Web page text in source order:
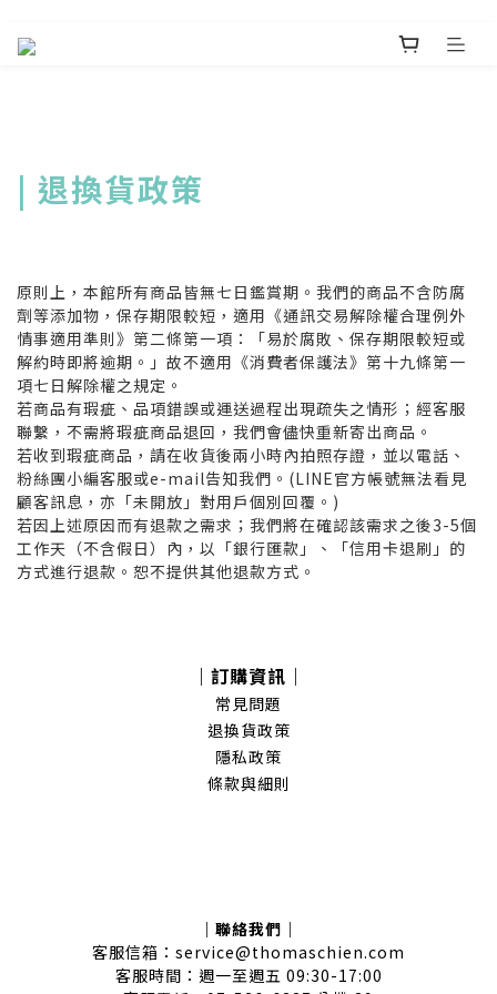
| 退換貨政策
原則上，本館所有商品皆無七日鑑賞期。我們的商品不含防腐
劑等添加物，保存期限較短，適用《通訊交易解除權合理例外
情事適用準則》第二條第一項：「易於腐敗、保存期限較短或
解約時即將逾期。」故不適用《消費者保護法》第十九條第一
項七日解除權之規定。
若商品有瑕疵、品項錯誤或運送過程出現疏失之情形；經客服
聯繫，不需將瑕疵商品退回，我們會儘快重新寄出商品。
若收到瑕疵商品，請在收貨後兩小時內拍照存證，並以電話、
粉絲團小編客服或e-mail告知我們。(LINE官方帳號無法看見
顧客訊息，亦「未開放」對用戶個別回覆。)
若因上述原因而有退款之需求；我們將在確認該需求之後3-5個
工作天（不含假日）內，以「銀行匯款」、「信用卡退刷」的
方式進行退款。恕不提供其他退款方式。
｜訂購資訊｜
常見問題
退換貨政策
隱私政策
條款與細則
｜聯絡我們｜
客服信箱：service@thomaschien.com
客服時間：週一至週五 09:30-17:00